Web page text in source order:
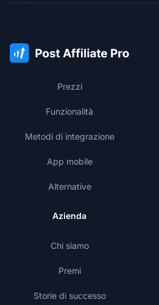
Prezzi
Funzionalità
Metodi di integrazione
App mobile
Alternative
Azienda
Chi siamo
Premi
Storie di successo